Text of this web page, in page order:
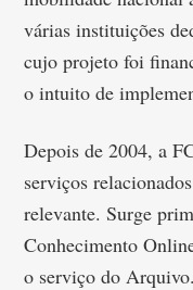
várias instituições
cujo projeto foi
o intuito de
Depois de 2004, a
serviços
relevante. Surge
Conhecimento
o serviço do